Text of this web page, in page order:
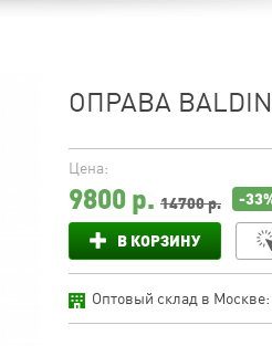
ОПРАВА
Цена:
9800 р. 14700 р. -
В КОРЗИНУ
Оптовый склад в Москве: